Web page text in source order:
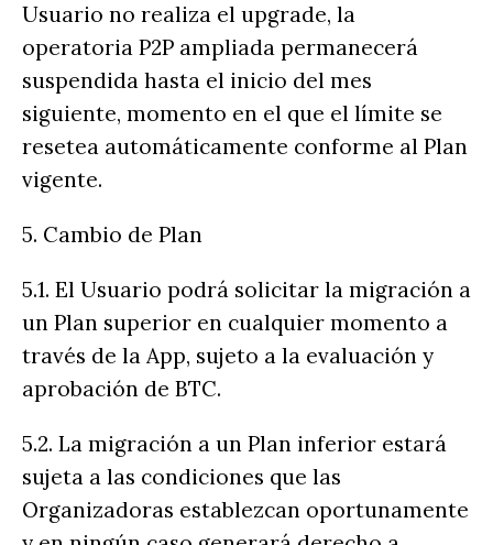
Usuario no realiza el upgrade, la
operatoria P2P ampliada permanecerá
suspendida hasta el inicio del mes
siguiente, momento en el que el límite se
resetea automáticamente conforme al Plan
vigente.
5. Cambio de Plan
5.1. El Usuario podrá solicitar la migración a
un Plan superior en cualquier momento a
través de la App, sujeto a la evaluación y
aprobación de BTC.
5.2. La migración a un Plan inferior estará
sujeta a las condiciones que las
Organizadoras establezcan oportunamente